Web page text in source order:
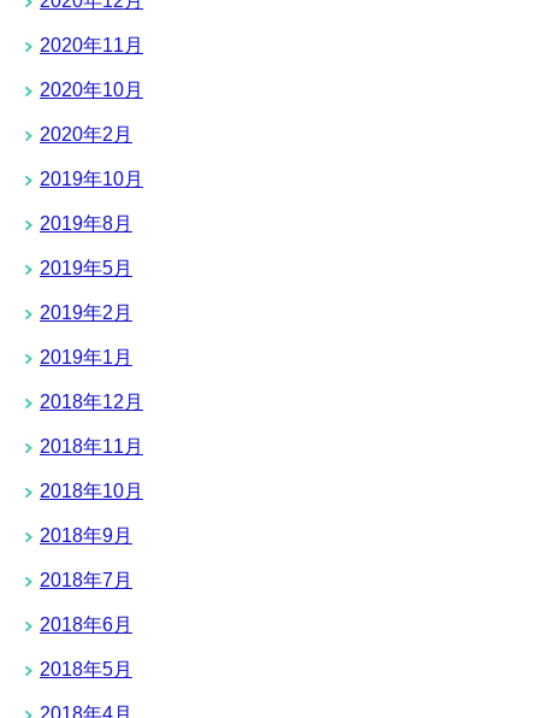
2020年11月
2020年10月
2020年2月
2019年10月
2019年8月
2019年5月
2019年2月
2019年1月
2018年12月
2018年11月
2018年10月
2018年9月
2018年7月
2018年6月
2018年5月
2018年4月